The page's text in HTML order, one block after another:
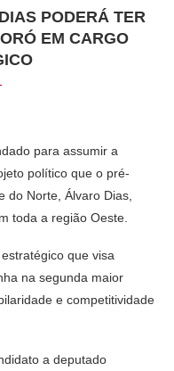
PODERÁ TER
EM CARGO
para assumir a
político que o pré-
do Norte, Álvaro Dias,
toda a região Oeste.
que visa
na segunda maior
e competitividade
a deputado